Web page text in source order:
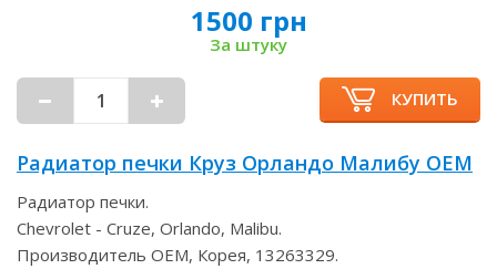
1500 грн
За штуку
КУПИТЬ
Радиатор печки Круз Орландо Малибу OEM
Радиатор печки.
Chevrolet - Cruze, Orlando, Malibu.
Производитель OEM, Корея, 13263329.